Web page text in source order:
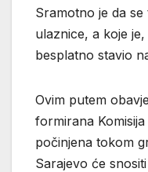
Sramotno je da se
ulaznice, a koje
besplatno stavio
Ovim putem
formirana
počinjena tokom
Sarajevo će